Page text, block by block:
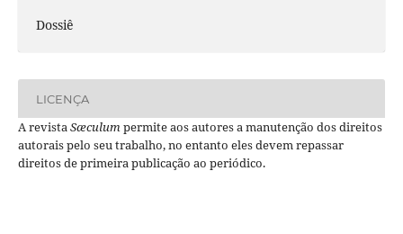
Dossiê
LICENÇA
A revistaSæculumpermite aos autores a manutenção dos direitos
autorais pelo seu trabalho, no entanto eles devem repassar
direitos de primeira publicação ao periódico.